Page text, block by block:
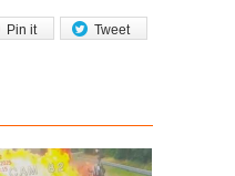
Tweet
Pin it